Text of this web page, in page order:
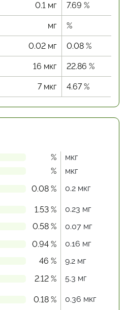
0.1 мг 7.69 %
мг %
0.02 мг 0.08 %
16 мкг 22.86 %
7 мкг 4.67 %
%
мкг
%
мкг
0.08 %
0.2 мкг
1.53 %
0.23 мг
0.58 %
0.07 мг
0.94 %
0.16 мг
46 %
9.2 мг
2.12 %
5.3 мг
0.18 %
0.36 мкг